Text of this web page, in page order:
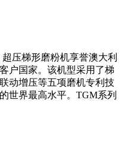
压梯形磨粉机享誉澳大利
户国家。该机型采用了梯
动增压等五项磨机专利技
世界最高水平。TGM系列